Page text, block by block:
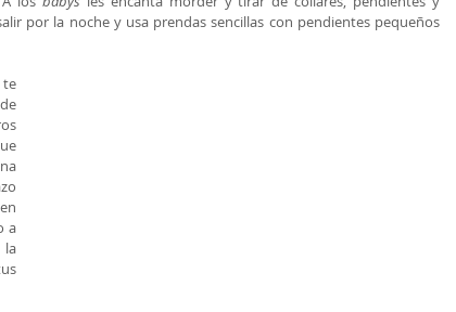
por la noche y usa prendas sencillas con pendientes pequeños
a